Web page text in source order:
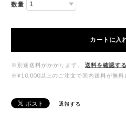
数量
カートに入
※別途送料がかかります。
送料を確認する
※¥10,000以上のご注文で国内送料が無料
通報する